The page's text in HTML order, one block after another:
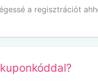
a regisztrációt